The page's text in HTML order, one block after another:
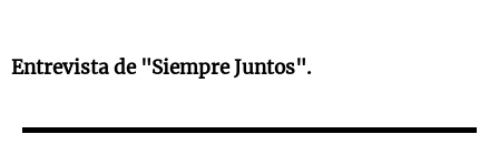
Entrevista de "Siempre Juntos".